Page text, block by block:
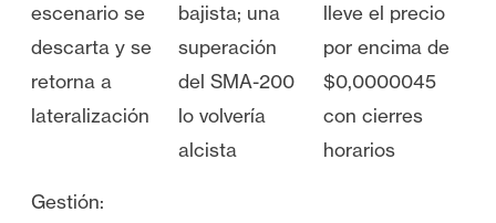
escenario se
descarta y se
retorna a
lateralización
bajista; una
superación
del SMA-200
lo volvería
alcista
lleve el precio
por encima de
$0,0000045
con cierres
horarios
Gestión: